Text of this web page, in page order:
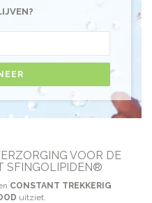
VOOR DE
SFINGOLIPIDEN®
CONSTANT TREKKERIG
uitziet.